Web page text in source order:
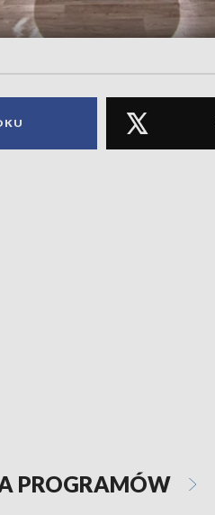
PROGRAMÓW